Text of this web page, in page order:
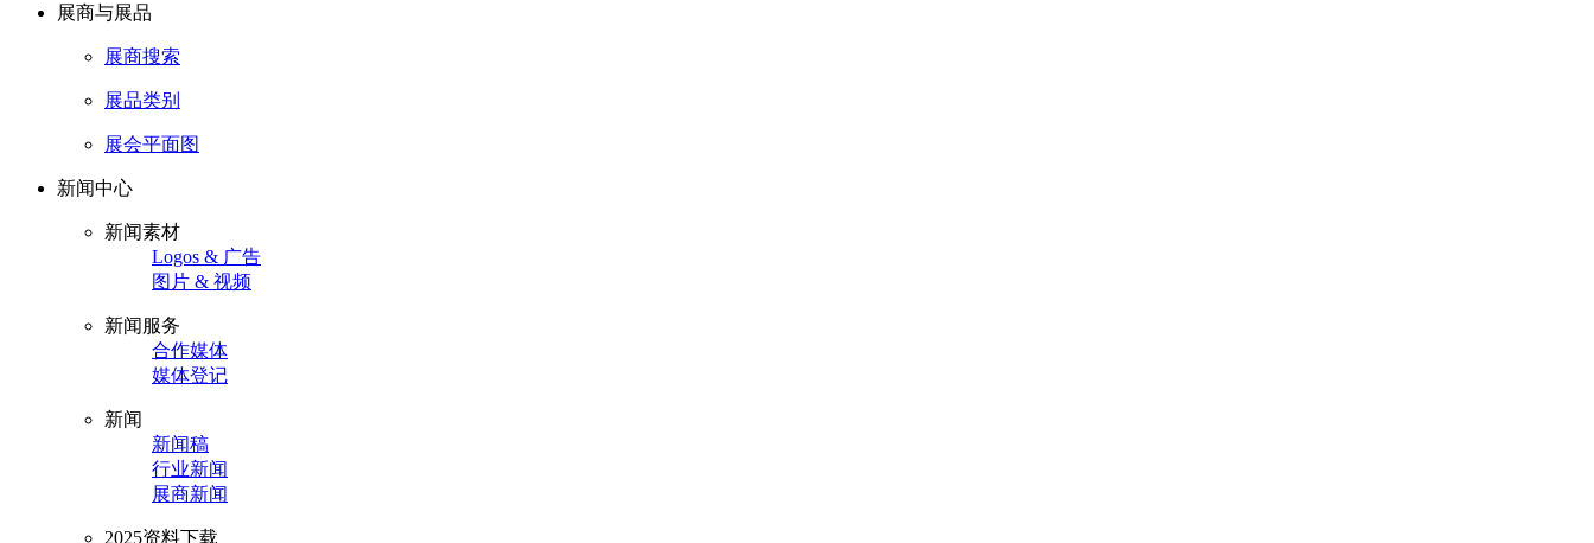
展商与展品
展商搜索
展品类别
展会平面图
新闻中心
新闻素材
Logos & 广告
图片 & 视频
新闻服务
合作媒体
媒体登记
新闻
新闻稿
行业新闻
展商新闻
2025资料下载